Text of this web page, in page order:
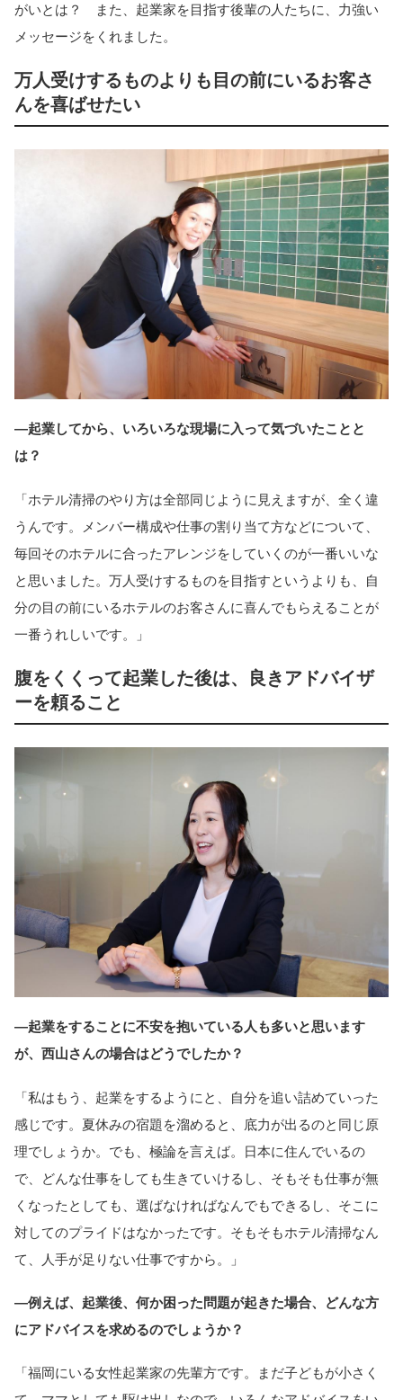
がいとは？ また、起業家を目指す後輩の人たちに、力強い
メッセージをくれました。
万人受けするものよりも目の前にいるお客さ
んを喜ばせたい
―起業してから、いろいろな現場に入って気づいたことと
は？
「ホテル清掃のやり方は全部同じように見えますが、全く違
うんです。メンバー構成や仕事の割り当て方などについて、
毎回そのホテルに合ったアレンジをしていくのが一番いいな
と思いました。万人受けするものを目指すというよりも、自
分の目の前にいるホテルのお客さんに喜んでもらえることが
一番うれしいです。」
腹をくくって起業した後は、良きアドバイザ
ーを頼ること
―起業をすることに不安を抱いている人も多いと思います
が、西山さんの場合はどうでしたか？
「私はもう、起業をするようにと、自分を追い詰めていった
感じです。夏休みの宿題を溜めると、底力が出るのと同じ原
理でしょうか。でも、極論を言えば。日本に住んでいるの
で、どんな仕事をしても生きていけるし、そもそも仕事が無
くなったとしても、選ばなければなんでもできるし、そこに
対してのプライドはなかったです。そもそもホテル清掃なん
て、人手が足りない仕事ですから。」
―例えば、起業後、何か困った問題が起きた場合、どんな方
にアドバイスを求めるのでしょうか？
「福岡にいる女性起業家の先輩方です。まだ子どもが小さく